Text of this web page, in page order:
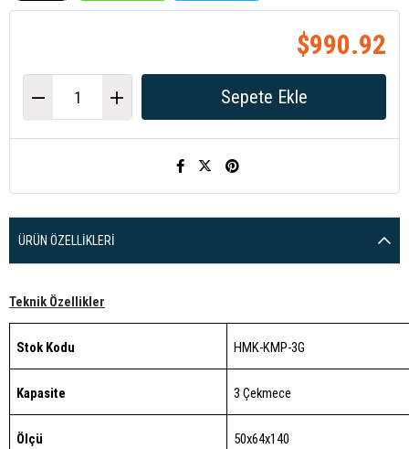
$990.92
ÜRÜN ÖZELLIKLERI
Teknik Özellikler
Stok Kodu HMK-KMP-3G
Kapasite 3 Çekmece
Ölçü 50x64x140